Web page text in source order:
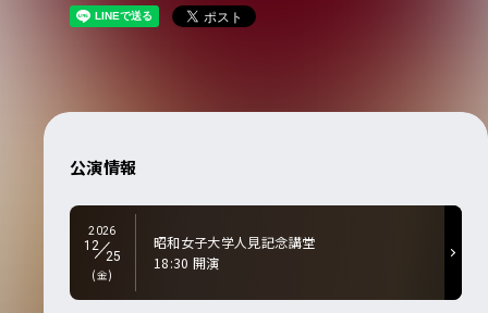
公演情報
2026
12
25
(金)
昭和女子大学人見記念講堂
18:30 開演